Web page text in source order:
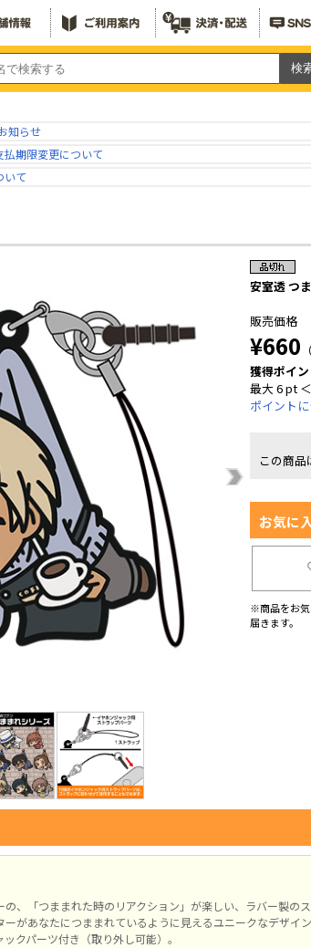
知らせ
期限変更について
いて
安室透 つ
販売価格
¥660
獲得ポイン
最大 6 pt
ポイント
この商品
お気に
※商品をお気
届きます。
、「つままれた時のリアクション」が楽しい、ラバー製のス
があなたにつままれているように見えるユニークなデザイン
クパーツ付き（取り外し可能）。